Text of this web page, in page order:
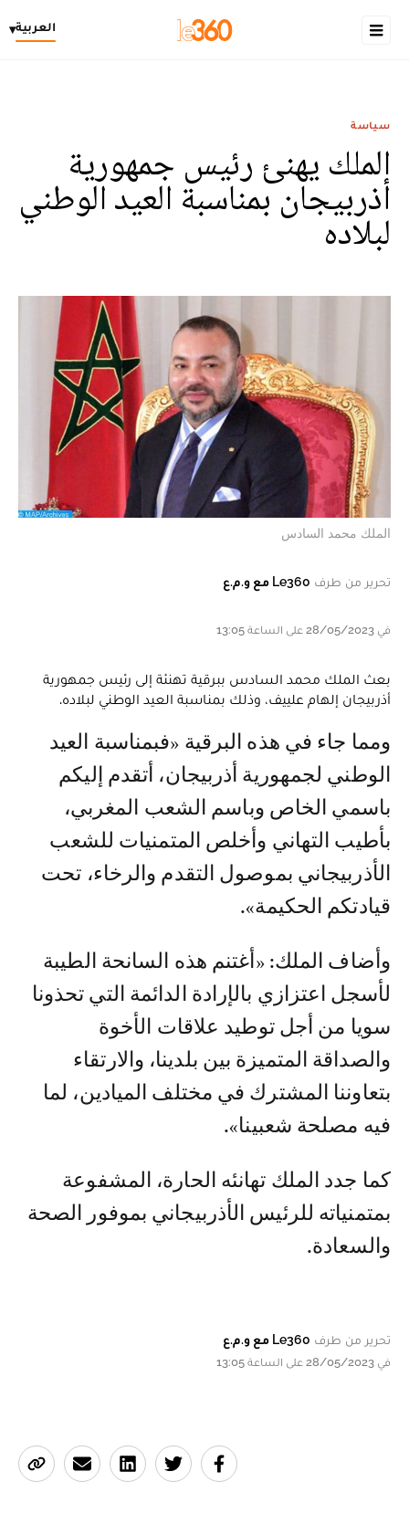
العربية▾
سياسة
الملك يهنئ رئيس جمهورية
أذربيجان بمناسبة العيد الوطني
لبلاده
الملك محمد السادس
تحرير من طرف Le360 مع و.م.ع
في 28/05/2023 على الساعة 13:05
بعث الملك محمد السادس ببرقية تهنئة إلى رئيس جمهورية
أذربيجان إلهام علييف، وذلك بمناسبة العيد الوطني لبلاده.
ومما جاء في هذه البرقية «فبمناسبة العيد
الوطني لجمهورية أذربيجان، أتقدم إليكم
باسمي الخاص وباسم الشعب المغربي،
بأطيب التهاني وأخلص المتمنيات للشعب
الأذربيجاني بموصول التقدم والرخاء، تحت
قيادتكم الحكيمة».
وأضاف الملك: «أغتنم هذه السانحة الطيبة
لأسجل اعتزازي بالإرادة الدائمة التي تحذونا
سويا من أجل توطيد علاقات الأخوة
والصداقة المتميزة بين بلدينا، والارتقاء
بتعاوننا المشترك في مختلف الميادين، لما
فيه مصلحة شعبينا».
كما جدد الملك تهانئه الحارة، المشفوعة
بمتمنياته للرئيس الأذربيجاني بموفور الصحة
والسعادة.
تحرير من طرف Le360 مع و.م.ع
في 28/05/2023 على الساعة 13:05